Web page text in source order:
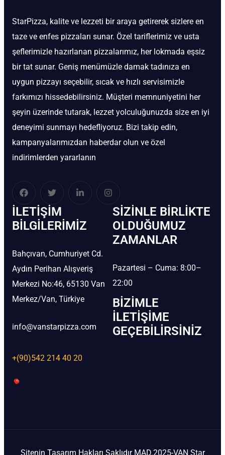
StarPizza, kalite ve lezzeti bir araya getirerek sizlere en
taze ve enfes pizzaları sunar. Özel tariflerimiz ve usta
şeflerimizle hazırlanan pizzalarımız, her lokmada eşsiz
bir tat sunar. Geniş menümüzle damak tadınıza en
uygun pizzayı seçebilir, sıcak ve hızlı servisimizle
farkımızı hissedebilirsiniz. Müşteri memnuniyetini her
şeyin üzerinde tutarak, lezzet yolculuğunuzda size en iyi
deneyimi sunmayı hedefliyoruz. Bizi takip edin,
kampanyalarımızdan haberdar olun ve özel
indirimlerden yararlanın
İLETIŞIM
BİLGILERIMIZ
Bahçıvan, Cumhuriyet Cd.
Aydın Perihan Alışveriş
Merkezi No:46, 65130 Van
Merkez/Van, Türkiye
info@vanstarpizza.com
+(90)542 214 40 20
SIZINLE BIRLIKTE
OLDUĞUMUZ
ZAMANLAR
Pazartesi – Cuma: 8:00–
22:00
BIZIMLE
İLETIŞIME
GEÇEBILIRSINIZ
Sitenin Tasarım Hakları Saklıdır MAD.2025-VAN Star